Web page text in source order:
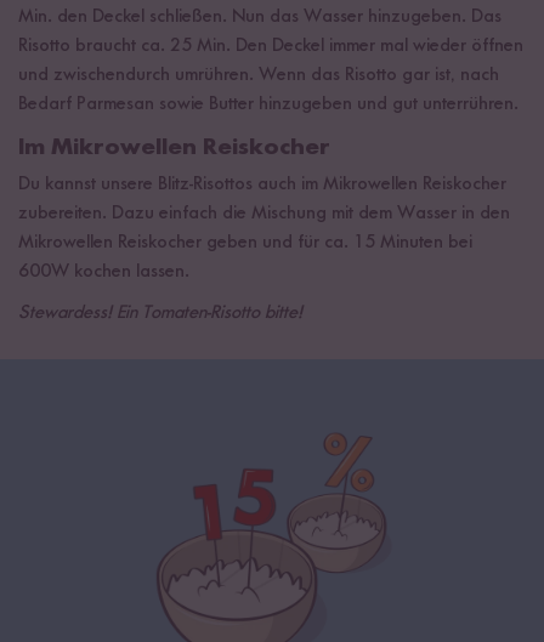
Min. den Deckel schließen. Nun das Wasser hinzugeben. Das
Risotto braucht ca. 25 Min. Den Deckel immer mal wieder öffnen
und zwischendurch umrühren. Wenn das Risotto gar ist, nach
Bedarf Parmesan sowie Butter hinzugeben und gut unterrühren.
Im Mikrowellen Reiskocher
Du kannst unsere Blitz-Risottos auch im Mikrowellen Reiskocher
zubereiten. Dazu einfach die Mischung mit dem Wasser in den
Mikrowellen Reiskocher geben und für ca. 15 Minuten bei
600W kochen lassen.
Stewardess! Ein Tomaten-Risotto bitte!